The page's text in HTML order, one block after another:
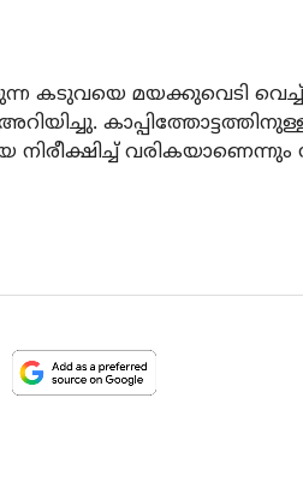
കടുവയെ മയക്കുവെടി
നിരീക്ഷിച്ച്